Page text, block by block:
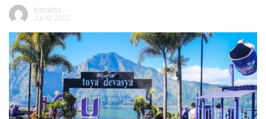
Katakita
Juli 19, 2022